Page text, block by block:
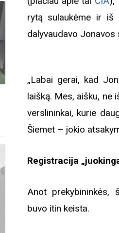
rytą sulaukėme ir iš
dalyvaudavo Jonavos
„Labai gerai, kad
laišką. Mes, aišku, ne
verslininkai, kurie
Šiemet – jokio
Registracija
Anot prekybininkės,
buvo itin keista.